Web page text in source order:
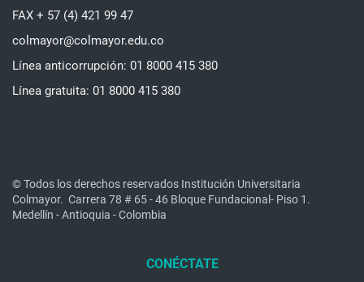
FAX + 57 (4) 421 99 47
colmayor@colmayor.edu.co
Línea anticorrupción: 01 8000 415 380
Línea gratuita: 01 8000 415 380
© Todos los derechos reservados Institución Universitaria
Colmayor. Carrera 78 # 65 - 46 Bloque Fundacional- Piso 1.
Medellín - Antioquia - Colombia